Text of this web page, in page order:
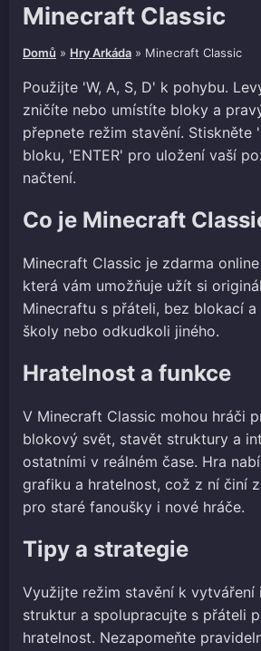
Minecraft Classic
Domů » Hry Arkáda » Minecraft Classic
Použijte 'W, A, S, D' k pohybu.
zničíte nebo umístíte bloky a
přepnete režim stavění. Stiskněte
bloku, 'ENTER' pro uložení vaší
načtení.
Co je Minecraft
Minecraft Classic je zdarma
která vám umožňuje užít si
Minecraftu s přáteli, bez blokací
školy nebo odkudkoli jiného.
Hratelnost a funkce
V Minecraft Classic mohou hráči
blokový svět, stavět struktury a
ostatními v reálném čase. Hra
grafiku a hratelnost, což z ní činí
pro staré fanoušky i nové hráče.
Tipy a strategie
Využijte režim stavění k vytváření
struktur a spolupracujte s přáteli
hratelnost. Nezapomeňte